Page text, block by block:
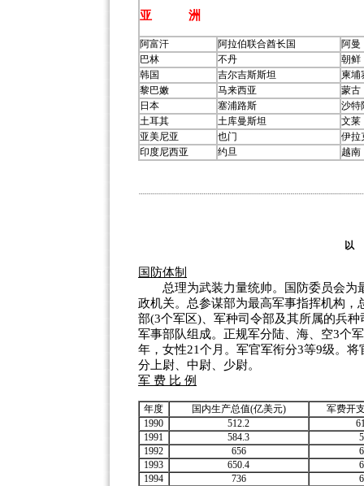
亚 洲
阿富汗 阿拉伯联合酋长国
阿曼
巴林
不丹
朝鲜
韩国
吉尔吉斯斯坦
柬埔
黎巴嫩
马来西亚
蒙古
日本
塞浦路斯
沙特
土耳其
土库曼斯坦
文莱
亚美尼亚
也门
伊拉
印度尼西亚
约旦 越南
国防体制
总理为武装力量统帅。国防委员会为
政机关。总参谋部为最高军事指挥机构
部(3个军区)、军种司令部及其所属的兵
军事部队组成。正规军分陆、海、空3个
年，女性21个月。军官军衔分3等9级。
分上尉、中尉、少尉。
军 费 比 例
年度 国内生产总值(亿美元)
军费开
1990
512.2
1991
584.3
1992
656
1993
650.4
1994
736